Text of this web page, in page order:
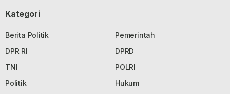
Kategori
Berita Politik
Pemerintah
DPR RI
DPRD
TNI
POLRI
Politik
Hukum